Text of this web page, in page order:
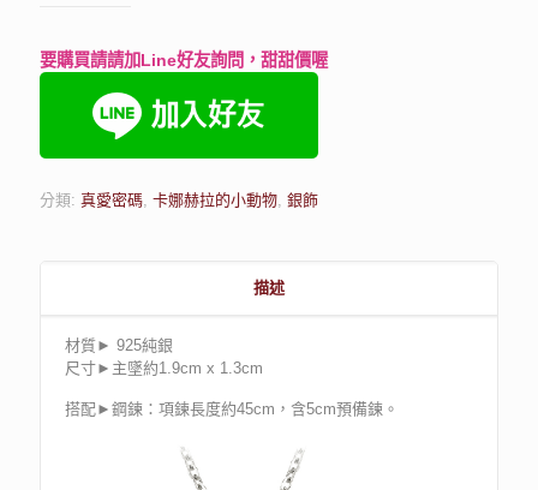
要購買請請加Line好友詢問，甜甜價喔
分類: 真愛密碼 卡娜赫拉的小動物 銀飾
描述
材質► 925純銀
尺寸►主墜約1.9cm x 1.3cm
搭配►鋼鍊：項鍊長度約45cm，含5cm預備鍊。